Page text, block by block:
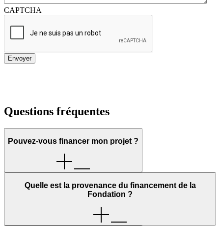
CAPTCHA
Questions fréquentes
Pouvez-vous financer mon projet ?
Quelle est la provenance du financement de la
Fondation ?